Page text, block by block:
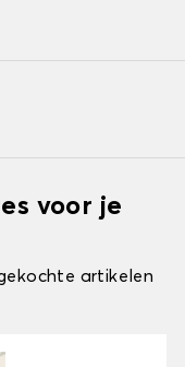
voor je
artikelen